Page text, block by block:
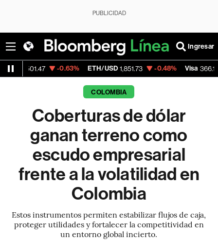
PUBLICIDAD
Ingresar
-0.63% ETH/USD 1,851.73 -0.48% Visa 366.13 -
COLOMBIA
Coberturas de dólar
ganan terreno como
escudo empresarial
frente a la volatilidad en
Colombia
Estos instrumentos permiten estabilizar flujos de caja,
proteger utilidades y fortalecer la competitividad en
un entorno global incierto.